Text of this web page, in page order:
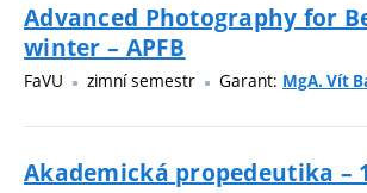
Advanced Photography for
winter – APFB
FaVU zimní semestr Garant: MgA. Vít
Akademická propedeutika –